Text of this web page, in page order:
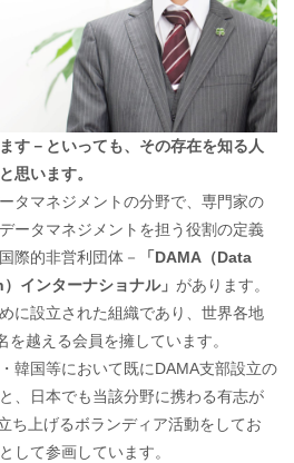
す－といっても、その存在を知る人
思います。
タマネジメントの分野で、専門家の
ータマネジメントを担う役割の定義
際的非営利団体－
「DAMA（Data
インターナショナル」 があります。
に設立された組織であり、世界各地
越える会員を擁しています。
韓国等において既にDAMA支部設立の
、日本でも当該分野に携わる有志が
ち上げるボランディア活動をしてお
として参画しています。